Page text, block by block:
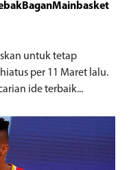
untuk tetap
per 11 Maret lalu.
ide terbaik...